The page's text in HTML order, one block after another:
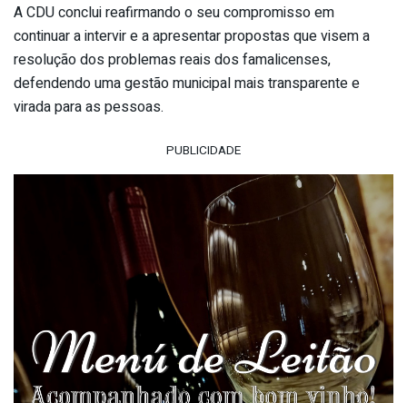
A CDU conclui reafirmando o seu compromisso em
continuar a intervir e a apresentar propostas que visem a
resolução dos problemas reais dos famalicenses,
defendendo uma gestão municipal mais transparente e
virada para as pessoas.
PUBLICIDADE